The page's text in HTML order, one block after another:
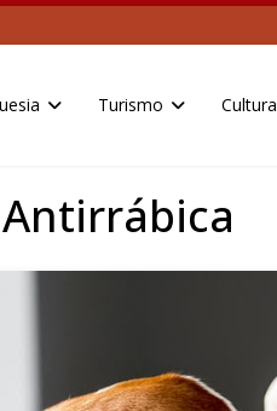
Turismo Cultura